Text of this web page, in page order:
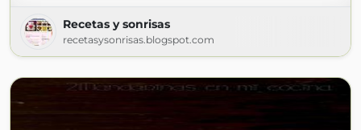
Recetas y sonrisas
recetasysonrisas.blogspot.com